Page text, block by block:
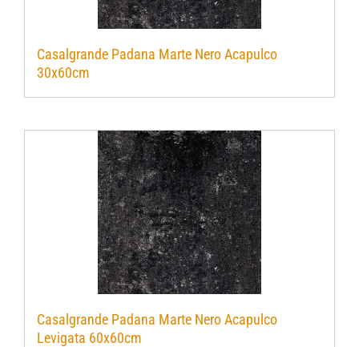
Casalgrande Padana Marte Nero Acapulco
30x60cm
Casalgrande Padana Marte Nero Acapulco
Levigata 60x60cm